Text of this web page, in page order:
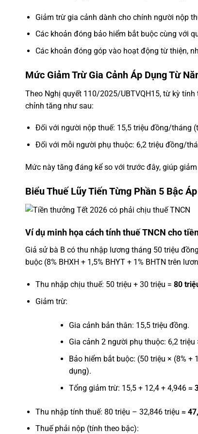
Giảm trừ gia cảnh dành cho chính người nộp
Các khoản đóng bảo hiểm bắt buộc cùng với
Các khoản đóng góp vào hoạt động từ thiện,
Mức Giảm Trừ Gia Cảnh Áp Dụng Từ
Theo Nghị quyết 110/2025/UBTVQH15, từ kỳ
chỉnh tăng như sau:
Đối với người nộp thuế: 15,5 triệu đồng/tháng
Đối với mỗi người phụ thuộc: 6,2 triệu đồng/
Mức này tăng đáng kể so với trước đây, giúp
Biểu Thuế Lũy Tiến Từng Phần 5 Bậc
Ví dụ minh họa cách tính thuế TNCN cho
Giả sử bà B có thu nhập lương tháng 50 triệu
buộc (8% BHXH + 1,5% BHYT + 1% BHTN trên
Thu nhập chịu thuế: 50 triệu + 30 triệu = 80
Giảm trừ:
Gia cảnh bản thân: 15,5 triệu đồng.
Gia cảnh 2 người phụ thuộc: 6,2 triệu
Bảo hiểm bắt buộc: (50 triệu × (8%
dụng).
Tổng giảm trừ: 15,5 + 12,4 + 4,946 ≈
Thu nhập tính thuế: 80 triệu – 32,846 triệu ≈
Thuế phải nộp (tính theo bậc):